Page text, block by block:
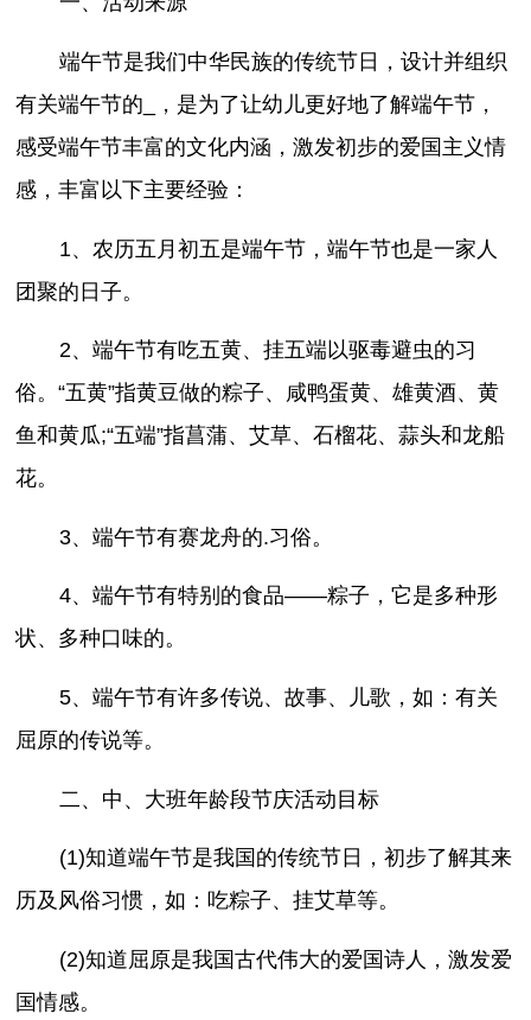
端午节是我们中华民族的传统节日，设计并组织
有关端午节的_，是为了让幼儿更好地了解端午节，
感受端午节丰富的文化内涵，激发初步的爱国主义情
感，丰富以下主要经验：
1、农历五月初五是端午节，端午节也是一家人
团聚的日子。
2、端午节有吃五黄、挂五端以驱毒避虫的习
俗。“五黄”指黄豆做的粽子、咸鸭蛋黄、雄黄酒、黄
鱼和黄瓜;“五端”指菖蒲、艾草、石榴花、蒜头和龙船
花。
3、端午节有赛龙舟的.习俗。
4、端午节有特别的食品——粽子，它是多种形
状、多种口味的。
5、端午节有许多传说、故事、儿歌，如：有关
屈原的传说等。
二、中、大班年龄段节庆活动目标
(1)知道端午节是我国的传统节日，初步了解其来
历及风俗习惯，如：吃粽子、挂艾草等。
(2)知道屈原是我国古代伟大的爱国诗人，激发爱
国情感。